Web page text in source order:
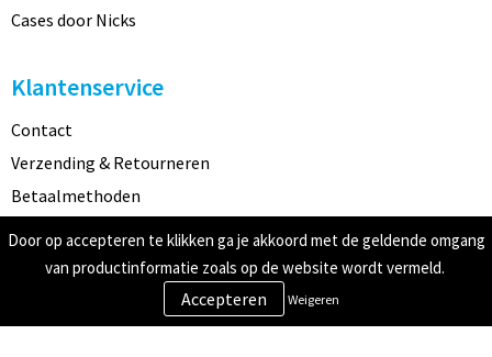
Cases door Nicks
Klantenservice
Contact
Verzending & Retourneren
Betaalmethoden
Veilig winkelen
Algemene voorwaarden
Door op accepteren te klikken ga je akkoord met de geldende omgang
van productinformatie zoals op de website wordt vermeld.
Weigeren